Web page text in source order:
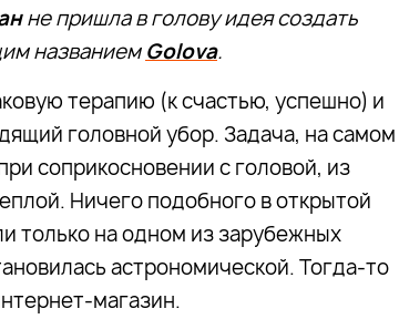
не пришла в голову идея создать
названием Golova.
терапию (к счастью, успешно) и
головной убор. Задача, на самом
соприкосновении с головой, из
Ничего подобного в открытой
только на одном из зарубежных
астрономической. Тогда-то
магазин.